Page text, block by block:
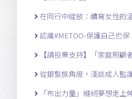
在同行中綻放：續寫女性的
認識#METOO-保護自己也保
【請投票支持】「家庭照顧
從銀髮族角度，淺談成人監
「布出力量」縫紉夢想走上